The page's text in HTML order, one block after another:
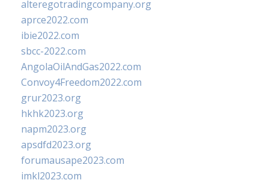
alteregotradingcompany.org
aprce2022.com
ibie2022.com
sbcc-2022.com
AngolaOilAndGas2022.com
Convoy4Freedom2022.com
grur2023.org
hkhk2023.org
napm2023.org
apsdfd2023.org
forumausape2023.com
imkl2023.com